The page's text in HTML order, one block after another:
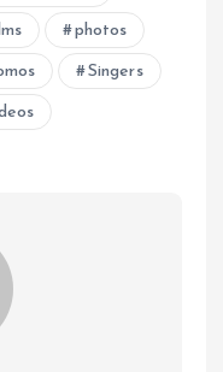
photos
Singers